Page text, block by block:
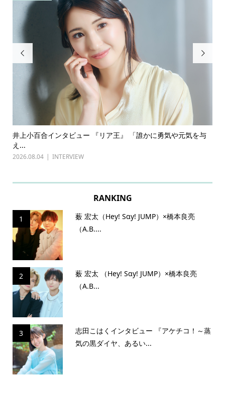

井上小百合インタビュー 『リア王』 「誰かに勇気や元気を与
え...
2026.08.04 INTERVIEW

RANKING
1
薮 宏太（Hey! Sɑy! JUMP）×橋本良亮
（A.B....
2
薮 宏太 （Hey! Sɑy! JUMP）×橋本良亮
（A.B...
3
志田こはくインタビュー 『アケチコ！～蒸
気の黒ダイヤ、あるい...